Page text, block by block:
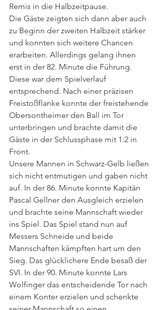
Remis in die Halbzeitpause.
Die Gäste zeigten sich dann aber auch
zu Beginn der zweiten Halbzeit stärker
und konnten sich weitere Chancen
erarbeiten. Allerdings gelang ihnen
erst in der 82. Minute die Führung.
Diese war dem Spielverlauf
entsprechend. Nach einer präzisen
Freistoßflanke konnte der freistehende
Obersontheimer den Ball im Tor
unterbringen und brachte damit die
Gäste in der Schlussphase mit 1:2 in
Front.
Unsere Mannen in Schwarz-Gelb ließen
sich nicht entmutigen und gaben nicht
auf. In der 86. Minute konnte Kapitän
Pascal Gellner den Ausgleich erzielen
und brachte seine Mannschaft wieder
ins Spiel. Das Spiel stand nun auf
Messers Schneide und beide
Mannschaften kämpften hart um den
Sieg. Das glücklichere Ende besaß der
SVI. In der 90. Minute konnte Lars
Wolfinger das entscheidende Tor nach
einem Konter erzielen und schenkte